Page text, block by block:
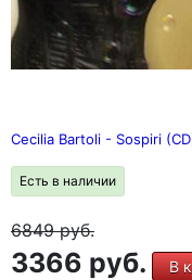
Cecilia Bartoli - Sospiri
Есть в наличии
6849руб.
3366 руб. В